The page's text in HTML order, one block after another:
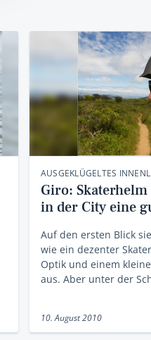
AUSGEKLÜGELTES
Giro:
in der City eine
Auf den ersten Blick
wie ein dezenter
Optik und einem
aus. Aber unter der
10. August 2010